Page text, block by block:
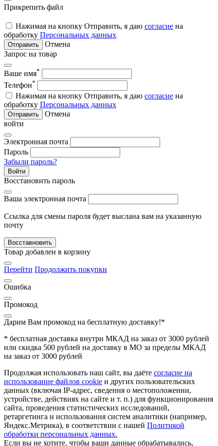
Прикрепить файл
Нажимая на кнопку Отправить, я даю согласие на
обработку Персональных данных
Отправить
Отмена
Запрос на товар
Ваше имя*
Телефон*
Нажимая на кнопку Отправить, я даю согласие на
обработку Персональных данных
Отправить
Отмена
войти
Электронная почта
Пароль
Забыли пароль?
Войти
Восстановить пароль
Ваша электронная почта
Ссылка для смены пароля будет выслана вам на указанную
почту
Восставновить
Товар добавлен в корзину
Перейти Продолжить покупки
Ошибка
Промокод
Дарим Вам промокод на бесплатную доставку!*
* бесплатная доставка внутри МКАД на заказ от 3000 рублей
или скидка 500 рублей на доставку в МО за пределы МКАД
на заказ от 3000 рублей
Продолжая использовать наш сайт, вы даёте согласие на
использование файлов cookie и других пользовательских
данных (включая IP-адрес, сведения о местоположении,
устройстве, действиях на сайте и т. п.) для функционирования
сайта, проведения статистических исследований,
ретаргетинга и использования систем аналитики (например,
Яндекс.Метрика), в соответствии с нашей Политикой
обработки персональных данных.
Если вы не хотите, чтобы ваши данные обрабатывались,